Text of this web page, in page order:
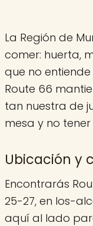
La Región de
comer: huerta,
que no
Route 66
tan nuestra de
mesa y no
Ubicación y
Encontrarás
25-27, en los-
aquí al lado